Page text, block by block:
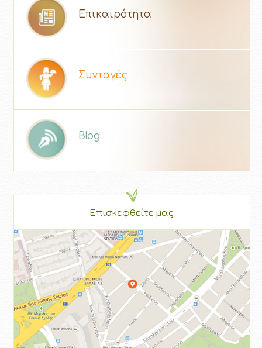
Επικαιρότητα
Συνταγές
Blog
Επισκεφθείτε μας